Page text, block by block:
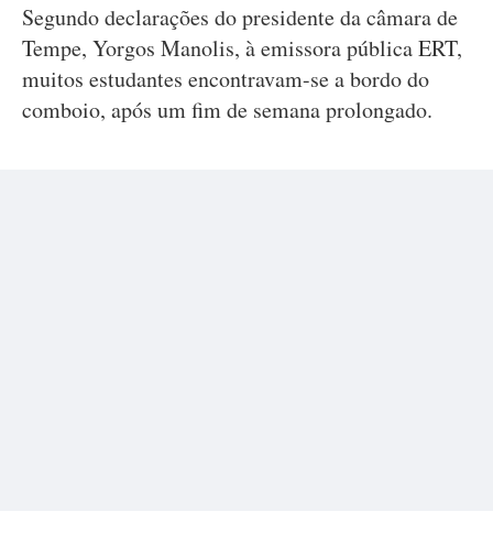
Segundo declarações do presidente da câmara de
Tempe, Yorgos Manolis, à emissora pública ERT,
muitos estudantes encontravam-se a bordo do
comboio, após um fim de semana prolongado.